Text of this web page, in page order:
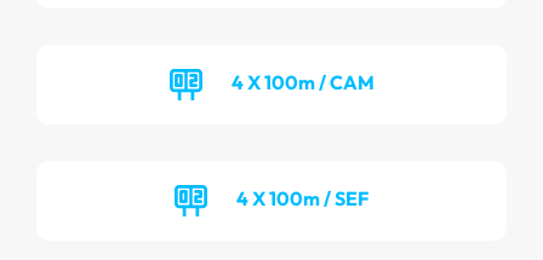
4 X 100m / CAM
4 X 100m / SEF